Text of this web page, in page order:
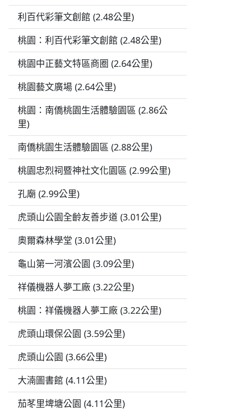
利百代彩筆文創館 (2.48公里)
桃園：利百代彩筆文創館 (2.48公里)
桃園中正藝文特區商圈 (2.64公里)
桃園藝文廣場 (2.64公里)
桃園：南僑桃園生活體驗園區 (2.86公
里)
南僑桃園生活體驗園區 (2.88公里)
桃園忠烈祠暨神社文化園區 (2.99公里)
孔廟 (2.99公里)
虎頭山公園全齡友善步道 (3.01公里)
奧爾森林學堂 (3.01公里)
龜山第一河濱公園 (3.09公里)
祥儀機器人夢工廠 (3.22公里)
桃園：祥儀機器人夢工廠 (3.22公里)
虎頭山環保公園 (3.59公里)
虎頭山公園 (3.66公里)
大湳圖書館 (4.11公里)
茄苳里埤塘公園 (4.11公里)